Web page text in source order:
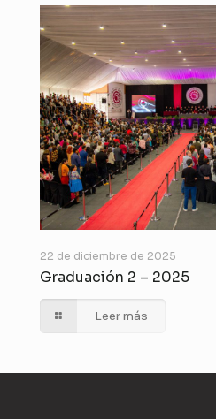
22 de diciembre de 2025
Graduación 2 – 2025
Leer más